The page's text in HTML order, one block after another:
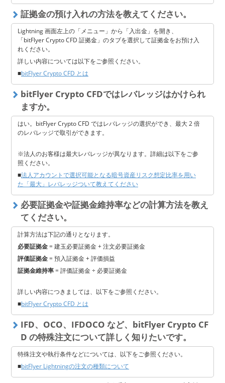
証拠金の預け入れの方法を教えてください。
Lightning 画面左上の「メニュー」から「入出金」を開き、
「bitFlyer Crypto CFD 証拠金」のタブを選択して証拠金をお預け入
れください。
詳しい内容については以下をご参照ください。
■bitFlyer Crypto CFD とは
bitFlyer Crypto CFDではレバレッジはかけられ
ますか。
はい。bitFlyer Crypto CFD ではレバレッジの選択ができ、最大 2 倍
のレバレッジで取引ができます。
※法人のお客様は最大レバレッジが異なります。詳細は以下をご参
照ください。
■法人アカウントで選択可能となる暗号資産リスク想定比率を用い
た「最大」レバレッジついて教えてください
必要証拠金や証拠金維持率などの計算方法を教え
てください。
計算方法は下記の通りとなります。
必要証拠金= 建玉必要証拠金 + 注文必要証拠金
評価証拠金= 預入証拠金 + 評価損益
証拠金維持率= 評価証拠金 ÷ 必要証拠金
詳しい内容につきましては、以下をご参照ください。
■bitFlyer Crypto CFD とは
IFD、OCO、IFDOCO など、bitFlyer Crypto CF
D の特殊注文について詳しく知りたいです。
特殊注文や執行条件などについては、以下をご参照ください。
■bitFlyer Lightningの注文の種類について